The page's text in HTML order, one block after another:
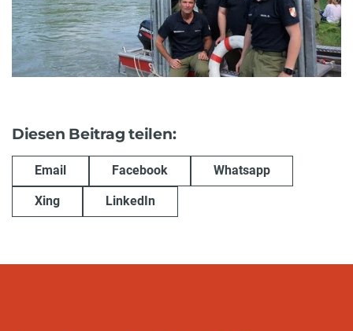
Diesen Beitrag teilen:
Email Facebook Whatsapp
Xing LinkedIn